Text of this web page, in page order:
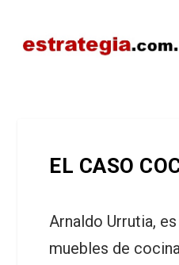
EL CASO
Arnaldo Urrutia,
muebles de